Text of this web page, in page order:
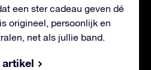
een ster cadeau geven dé
origineel, persoonlijk en
net als jullie band.
artikel